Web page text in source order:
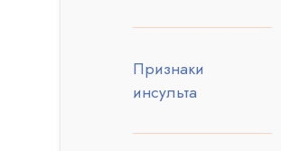
Признаки
инсульта